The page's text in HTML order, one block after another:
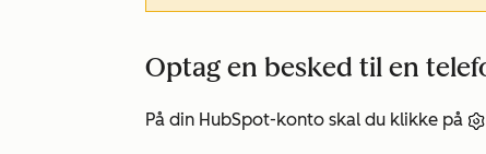
Optag en besked til en
På din HubSpot-konto skal du klikke på